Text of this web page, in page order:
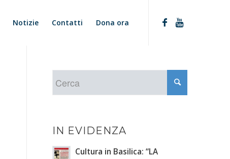
Notizie Contatti Dona ora
IN EVIDENZA
Cultura in Basilica: “LA